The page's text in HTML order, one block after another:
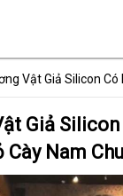
Vật Giả Silicon
Giả
Cày Nam